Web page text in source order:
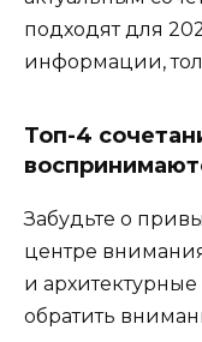
подходят для
информации,
Топ-4
Забудьте о
центре
и архитектурные
обратить